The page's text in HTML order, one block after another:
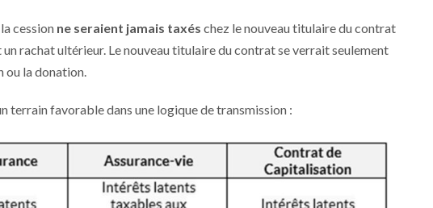
cession ne seraient jamais taxés chez le nouveau titulaire du contrat
rachat ultérieur. Le nouveau titulaire du contrat se verrait seulement
ou la donation.
favorable dans une logique de transmission :